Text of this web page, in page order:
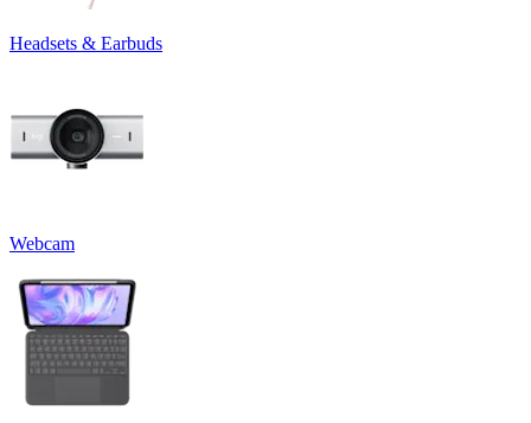
Headsets & Earbuds
Webcam